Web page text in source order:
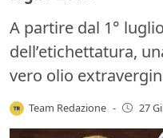
A partire dal 1°
dell’etichettatura,
vero olio
Team Redazione - 27